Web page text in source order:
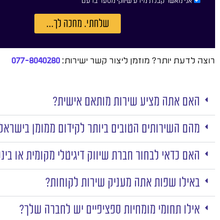
שלחתי. מחכה לך...
רוצה לדעת יותר? מוזמן ליצור קשר ישירות:077-8040280
האם אתה מציע שירות מותאם אישית?
מהם השירותים הטובים ביותר לקידום ממומן
האם כדאי לבחור חברת שיווק דיגיטלי מקומית או
באילו שפות אתה מעניק שירות לקוחות?
אילו תחומי מומחיות ספציפיים יש לחברה שלך?